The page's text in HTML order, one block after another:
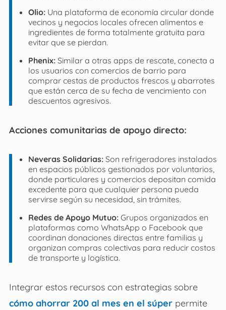
Olio:Una plataforma de economía circular donde
vecinos y negocios locales ofrecen alimentos e
ingredientes de forma totalmente gratuita para
evitar que se pierdan.
Phenix:Similar a otras apps de rescate, conecta a
los usuarios con comercios de barrio para
comprar cestas de productos frescos y abarrotes
que están cerca de su fecha de vencimiento con
descuentos agresivos.
Acciones comunitarias de apoyo directo:
Neveras Solidarias:Son refrigeradores instalados
en espacios públicos gestionados por voluntarios,
donde particulares y comercios depositan comida
excedente para que cualquier persona pueda
servirse según su necesidad, sin trámites.
Redes de Apoyo Mutuo:Grupos organizados en
plataformas como WhatsApp o Facebook que
coordinan donaciones directas entre familias y
organizan compras colectivas para reducir costos
de transporte y logística.
Integrar estos recursos con estrategias sobre
cómo ahorrar 200 al mes en el súperpermite